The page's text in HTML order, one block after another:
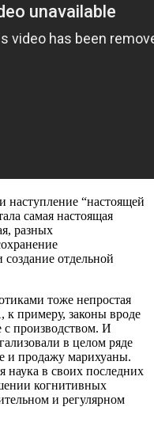
наступление “настоящей
самая настоящая
, разных
создание отдельной
тоже непростая
примеру, законы вроде
с производством. И
в целом ряде
и продажу марихуаны.
наука в своих последних
когнитивных
и регулярном